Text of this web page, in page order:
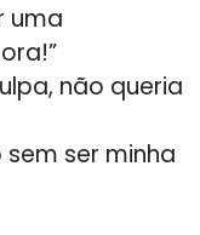
uma
não queria
ser minha